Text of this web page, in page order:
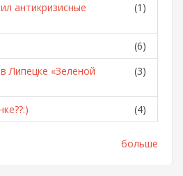
антикризисные
(1)
(6)
«Зеленой
(3)
(4)
больше